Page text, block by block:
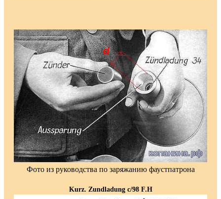
Фото из руководства по заряжанию фаустпатрона
Kurz. Zundladung c/98 F.H